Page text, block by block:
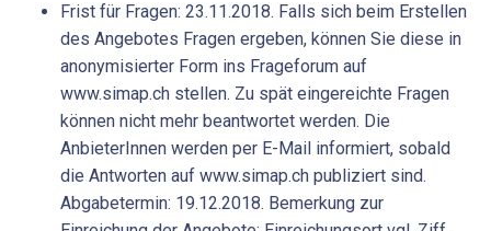
Frist für Fragen: 23.11.2018. Falls sich beim Erstellen
des Angebotes Fragen ergeben, können Sie diese in
anonymisierter Form ins Frageforum auf
www.simap.ch stellen. Zu spät eingereichte Fragen
können nicht mehr beantwortet werden. Die
AnbieterInnen werden per E-Mail informiert, sobald
die Antworten auf www.simap.ch publiziert sind.
Abgabetermin: 19.12.2018. Bemerkung zur